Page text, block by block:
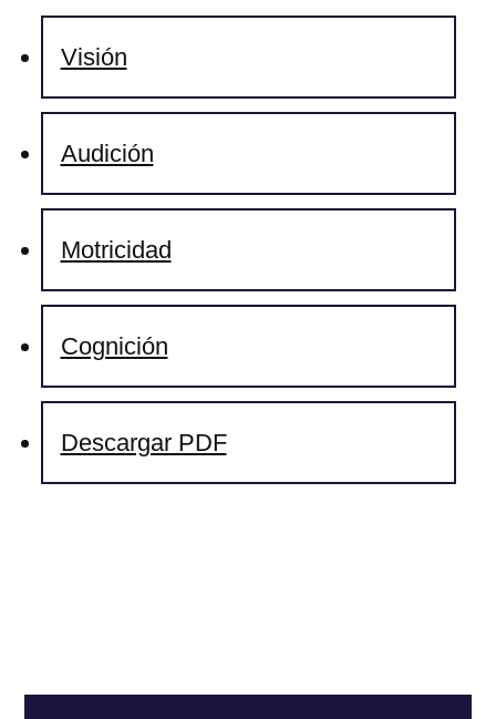
Visión
Audición
Motricidad
Cognición
Descargar PDF